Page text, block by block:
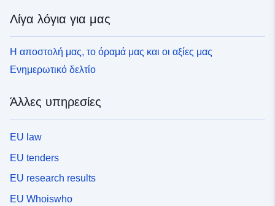
Λίγα λόγια για μας
Η αποστολή μας, το όραμά μας και οι αξίες μας
Ενημερωτικό δελτίο
Άλλες υπηρεσίες
EU law
EU tenders
EU research results
EU Whoiswho